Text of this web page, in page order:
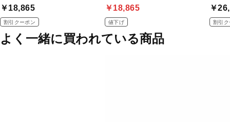
￥18,865
割引クーポン
￥18,865
値下げ
￥
割引ク
よく一緒に買われている商品